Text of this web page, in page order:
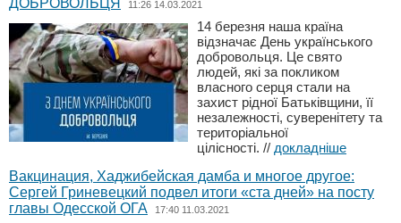
ДОБРОВОЛЬЦЯ
11:26 14.03.2021
14 березня наша країна
відзначає День українського
добровольця. Це свято
людей, які за покликом
власного серця стали на
захист рідної Батьківщини, її
незалежності, суверенітету та
територіальної
цілісності. // докладніше
Вакцинация, Хаджибейская дамба и многое другое:
Сергей Гриневецкий подвел итоги «ста дней» на посту
главы Одесской ОГА
17:40 11.03.2021